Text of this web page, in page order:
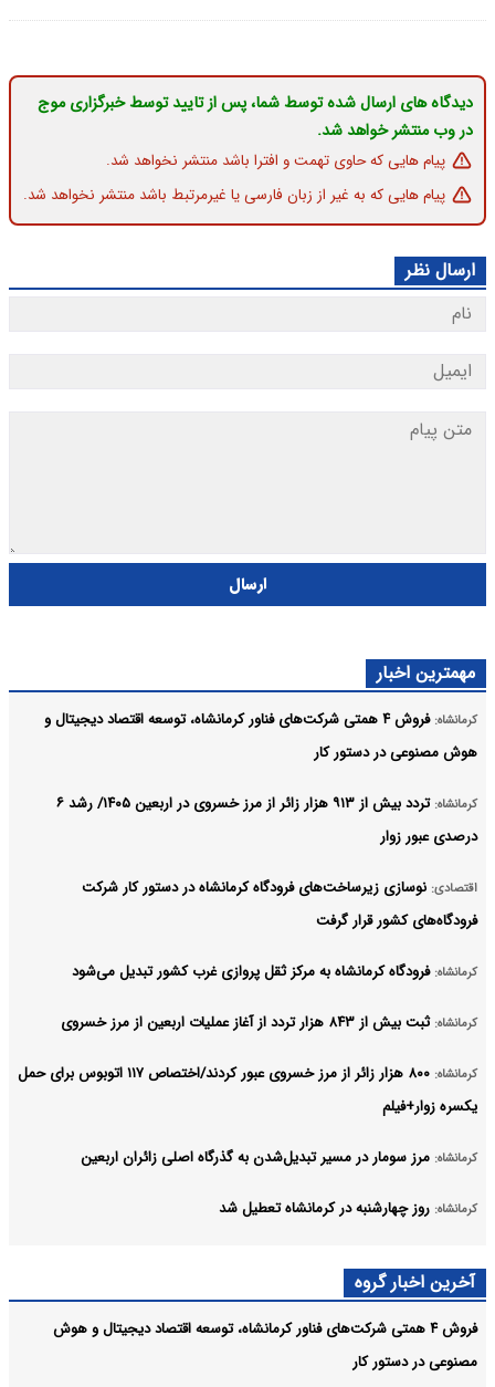
دیدگاه های ارسال شده توسط شما، پس از تایید توسط خبرگزاری موج
در وب منتشر خواهد شد.
پیام هایی که حاوی تهمت و افترا باشد منتشر نخواهد شد.
پیام هایی که به غیر از زبان فارسی یا غیرمرتبط باشد منتشر نخواهد شد.
ارسال نظر
ارسال
مهمترین اخبار
کرمانشاه:
فروش ۴ همتی شرکت‌های فناور کرمانشاه، توسعه اقتصاد دیجیتال و
هوش مصنوعی در دستور کار
کرمانشاه:
تردد بیش از ۹۱۳ هزار زائر از مرز خسروی در اربعین ۱۴۰۵/ رشد ۶
درصدی عبور زوار
اقتصادی: نوسازی زیرساخت‌های فرودگاه کرمانشاه در دستور کار شرکت
فرودگاه‌های کشور قرار گرفت
کرمانشاه: فرودگاه کرمانشاه به مرکز ثقل پروازی غرب کشور تبدیل می‌شود
کرمانشاه: ثبت بیش از ۸۴۳ هزار تردد از آغاز عملیات اربعین از مرز خسروی
کرمانشاه:
۸۰۰ هزار زائر از مرز خسروی عبور کردند/اختصاص ۱۱۷ اتوبوس برای حمل
یکسره زوار+فیلم
کرمانشاه: مرز سومار در مسیر تبدیل‌شدن به گذرگاه اصلی زائران اربعین
کرمانشاه: روز چهارشنبه در کرمانشاه تعطیل شد
عبور بیش از ۳.۲ میلیون زائر اربعین از مرزها
آرشیو
آخرین اخبار گروه
فروش ۴ همتی شرکت‌های فناور کرمانشاه، توسعه اقتصاد دیجیتال و هوش
مصنوعی در دستور کار